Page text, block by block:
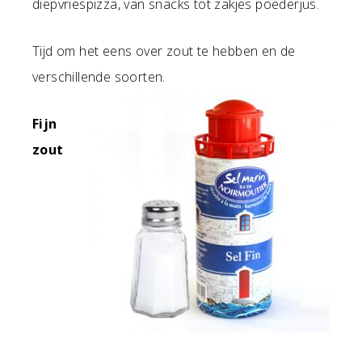
diepvriespizza, van snacks tot zakjes poederjus.
Tijd om het eens over zout te hebben en de
verschillende soorten.
Fijn
zout